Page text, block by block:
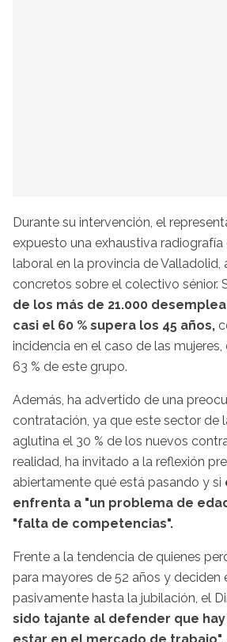
Durante su intervención, el
expuesto una exhaustiva
laboral en la provincia de
concretos sobre el colectivo sénior.
de los más de 21.000
casi el 60 % supera los 45 años,
incidencia en el caso de las
63 % de este grupo.
Además, ha advertido de una
contratación, ya que este sector de
aglutina el 30 % de los nuevos
realidad, ha invitado a la reflexión
abiertamente qué está pasando y si
enfrenta a "un problema de
"falta de competencias".
Frente a la tendencia de quienes
para mayores de 52 años y deciden
pasivamente hasta la jubilación, el
sido tajante al defender que